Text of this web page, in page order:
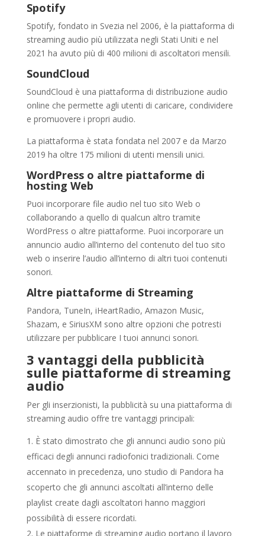
Spotify
Spotify, fondato in Svezia nel 2006, è la piattaforma di
streaming audio più utilizzata negli Stati Uniti e nel
2021 ha avuto più di 400 milioni di ascoltatori mensili.
SoundCloud
SoundCloud è una piattaforma di distribuzione audio
online che permette agli utenti di caricare, condividere
e promuovere i propri audio.
La piattaforma è stata fondata nel 2007 e da Marzo
2019 ha oltre 175 milioni di utenti mensili unici.
WordPress o altre piattaforme di
hosting Web
Puoi incorporare file audio nel tuo sito Web o
collaborando a quello di qualcun altro tramite
WordPress o altre piattaforme. Puoi incorporare un
annuncio audio all’interno del contenuto del tuo sito
web o inserire l’audio all’interno di altri tuoi contenuti
sonori.
Altre piattaforme di Streaming
Pandora, TuneIn, iHeartRadio, Amazon Music,
Shazam, e SiriusXM sono altre opzioni che potresti
utilizzare per pubblicare I tuoi annunci sonori.
3 vantaggi della pubblicità
sulle piattaforme di streaming
audio
Per gli inserzionisti, la pubblicità su una piattaforma di
streaming audio offre tre vantaggi principali:
È stato dimostrato che gli annunci audio sono più
efficaci degli annunci radiofonici tradizionali. Come
accennato in precedenza, uno studio di Pandora ha
scoperto che gli annunci ascoltati all’interno delle
playlist create dagli ascoltatori hanno maggiori
possibilità di essere ricordati.
Le piattaforme di streaming audio portano il lavoro